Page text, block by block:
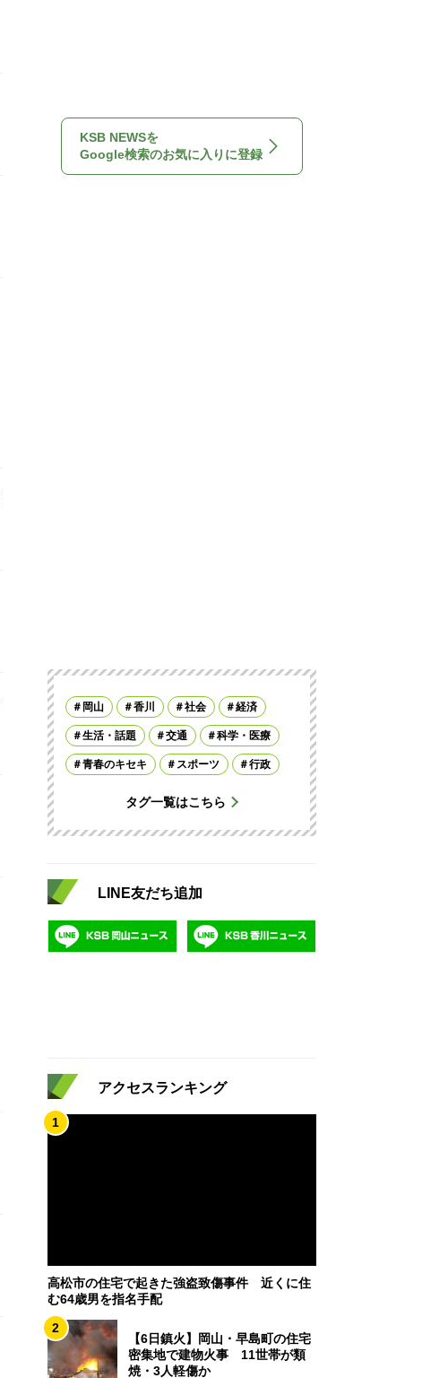
KSB NEWSを
Google検索のお気に入りに登録
岡山 香川 社会 経済
生活・話題 交通 科学・医療
青春のキセキ スポーツ 行政
タグ一覧はこちら
LINE友だち追加
アクセスランキング
1
高松市の住宅で起きた強盗致傷事件 近くに住
む64歳男を指名手配
2
【6日鎮火】岡山・早島町の住宅
密集地で建物火事 11世帯が類
焼・3人軽傷か